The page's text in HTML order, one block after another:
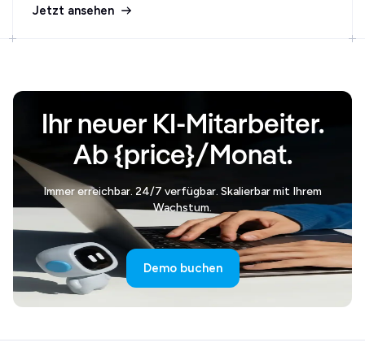
Jetzt ansehen
Ihr neuer KI-Mitarbeiter.
Ab {price}/Monat.
Immer erreichbar. 24/7 verfügbar. Skalierbar mit Ihrem
Wachstum.
Demo buchen